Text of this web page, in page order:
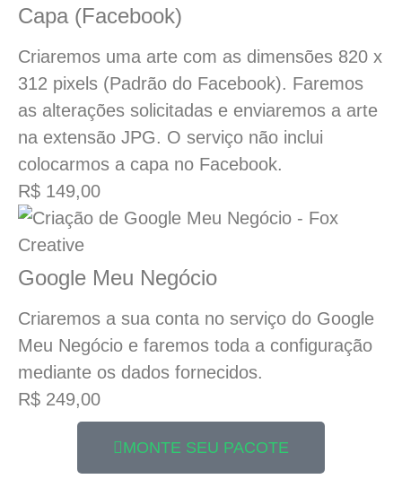
Capa (Facebook)
Criaremos uma arte com as dimensões 820 x
312 pixels (Padrão do Facebook). Faremos
as alterações solicitadas e enviaremos a arte
na extensão JPG. O serviço não inclui
colocarmos a capa no Facebook.
R$ 149,00
Google Meu Negócio
Criaremos a sua conta no serviço do Google
Meu Negócio e faremos toda a configuração
mediante os dados fornecidos.
R$ 249,00
MONTE SEU PACOTE